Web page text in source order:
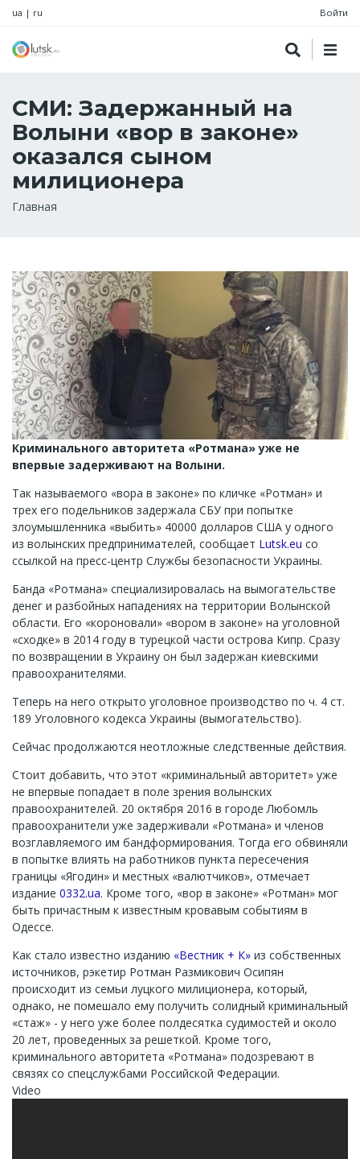
ua | ru Войти
СМИ: Задержанный на
Волыни «вор в законе»
оказался сыном
милиционера
Строка
Главная
Криминального авторитета «Ротмана» уже не
впервые задерживают на Волыни.
Так называемого «вора в законе» по кличке «Ротман» и
трех его подельников задержала СБУ при попытке
злоумышленника «выбить» 40000 долларов США у одного
из волынских предпринимателей, сообщает Lutsk.eu со
ссылкой на пресс-центр Службы безопасности Украины.
Банда «Ротмана» специализировалась на вымогательстве
денег и разбойных нападениях на территории Волынской
области. Его «короновали» «вором в законе» на уголовной
«сходке» в 2014 году в турецкой части острова Кипр. Сразу
по возвращении в Украину он был задержан киевскими
правоохранителями.
Теперь на него открыто уголовное производство по ч. 4 ст.
189 Уголовного кодекса Украины (вымогательство).
Сейчас продолжаются неотложные следственные действия.
Стоит добавить, что этот «криминальный авторитет» уже
не впервые попадает в поле зрения волынских
правоохранителей. 20 октября 2016 в городе Любомль
правоохранители уже задерживали «Ротмана» и членов
возглавляемого им бандформирования. Тогда его обвиняли
в попытке влиять на работников пункта пересечения
границы «Ягодин» и местных «валютчиков», отмечает
издание 0332.ua. Кроме того, «вор в законе» «Ротман» мог
быть причастным к известным кровавым событиям в
Одессе.
Как стало известно изданию «Вестник + К» из собственных
источников, рэкетир Ротман Размикович Осипян
происходит из семьи луцкого милиционера, который,
однако, не помешало ему получить солидный криминальный
«стаж» - у него уже более полдесятка судимостей и около
20 лет, проведенных за решеткой. Кроме того,
криминального авторитета «Ротмана» подозревают в
связях со спецслужбами Российской Федерации.
Video